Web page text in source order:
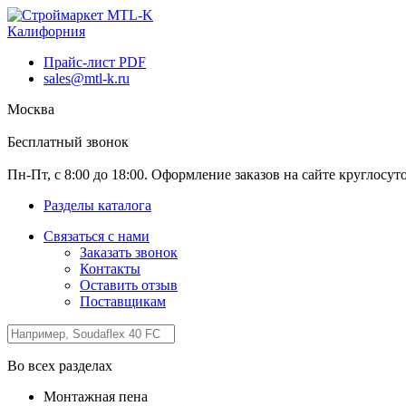
Калифорния
Прайс-лист PDF
sales@mtl-k.ru
Москва
Бесплатный звонок
Пн-Пт, с 8:00 до 18:00. Оформление заказов на сайте
Разделы каталога
Связаться с нами
Заказать звонок
Контакты
Оставить отзыв
Поставщикам
Во всех разделах
Монтажная пена